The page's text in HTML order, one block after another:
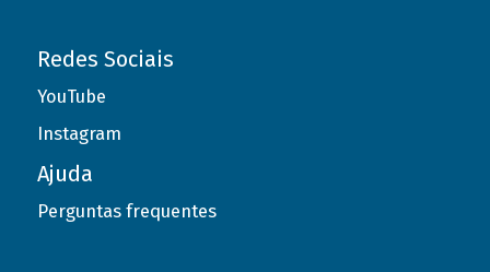
Redes Sociais
YouTube
Instagram
Ajuda
Perguntas frequentes